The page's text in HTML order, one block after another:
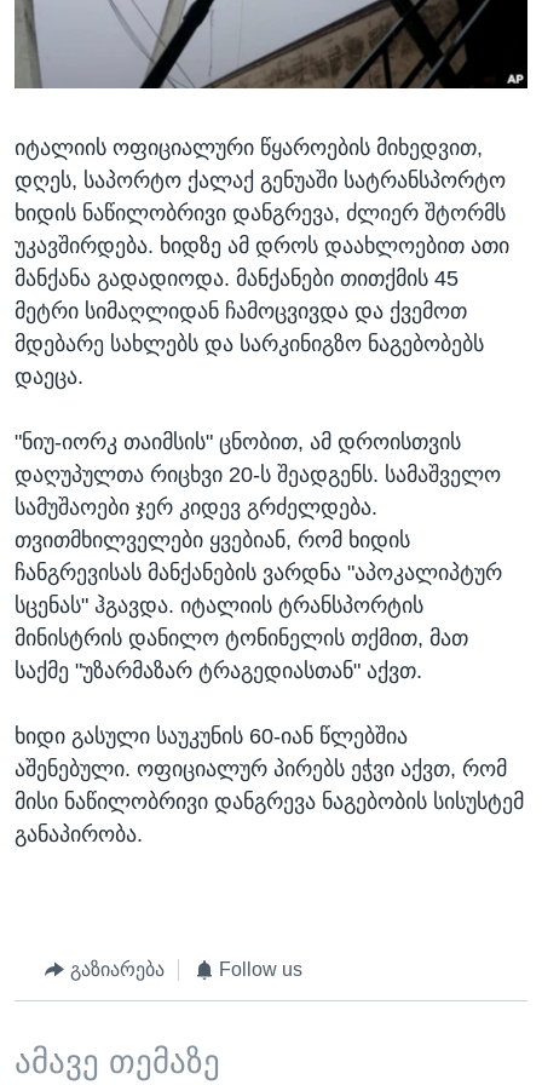
ᲡᲢᲣᲓᲘᲐ ᲕᲐᲨᲘᲜᲒᲢᲝᲜᲘ
ᲔᲙᲝᲜᲝᲛᲘᲙᲐ
ᲯᲐᲜᲛᲠᲗᲔᲚᲝᲑᲐ
ᲘᲜᲢᲔᲠᲕᲘᲣ
ᲙᲣᲚᲢᲣᲠᲐ
ᲒᲐᲚᲘᲚᲔᲝ
ᲓᲔᲖᲘᲜᲤᲝᲠᲛᲐᲪᲘᲐ
Learning English
ენები
იტალიის ოფიციალური წყაროების მიხედვით,
დღეს, საპორტო ქალაქ გენუაში სატრანსპორტო
ხიდის ნაწილობრივი დანგრევა, ძლიერ შტორმს
უკავშირდება. ხიდზე ამ დროს დაახლოებით ათი
მანქანა გადადიოდა. მანქანები თითქმის 45
მეტრი სიმაღლიდან ჩამოცვივდა და ქვემოთ
მდებარე სახლებს და სარკინიგზო ნაგებობებს
დაეცა.
"ნიუ-იორკ თაიმსის" ცნობით, ამ დროისთვის
დაღუპულთა რიცხვი 20-ს შეადგენს. სამაშველო
სამუშაოები ჯერ კიდევ გრძელდება.
თვითმხილველები ყვებიან, რომ ხიდის
ჩანგრევისას მანქანების ვარდნა "აპოკალიპტურ
სცენას" ჰგავდა. იტალიის ტრანსპორტის
მინისტრის დანილო ტონინელის თქმით, მათ
საქმე "უზარმაზარ ტრაგედიასთან" აქვთ.
ხიდი გასული საუკუნის 60-იან წლებშია
აშენებული. ოფიციალურ პირებს ეჭვი აქვთ, რომ
მისი ნაწილობრივი დანგრევა ნაგებობის სისუსტემ
განაპირობა.
გაზიარება Follow us
ამავე თემაზე